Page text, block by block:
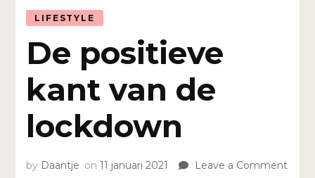
LIFESTYLE
De positieve
kant van de
lockdown
by Daantje on11 januari 2021 Leave a Comment